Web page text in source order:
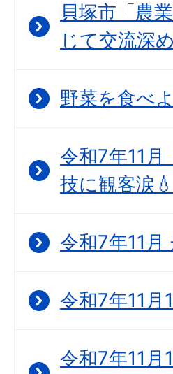
貝塚市「農
じて交流深
野菜を食べ
令和7年11
技に観客涙💧
令和7年11
令和7年11
令和7年11